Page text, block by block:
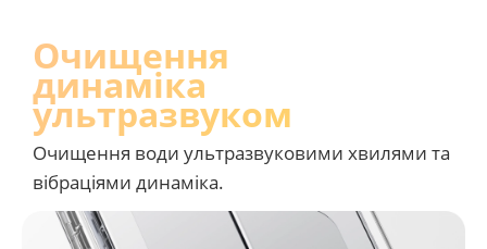
Чутливо працює навіть із мокрими та
брудними руками, у рукавичках або
водонепроникному чохлі.
Розпізнавання води на
екрані
Очищення води ультразвуковими хвилями та
вібраціями динаміка.
Очищення
динаміка
ультразвуком